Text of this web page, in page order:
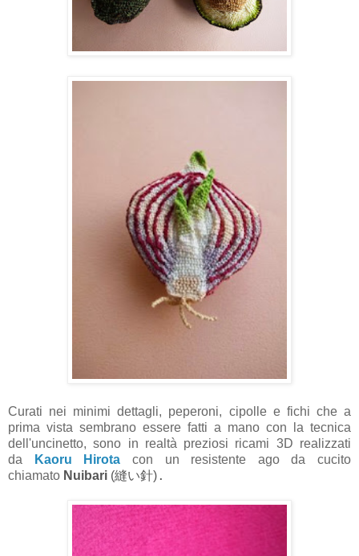
Curati nei minimi dettagli, peperoni, cipolle e fichi che a
prima vista sembrano essere fatti a mano con la tecnica
dell'uncinetto, sono in realtà preziosi ricami 3D realizzati
da
Kaoru Hirota con un resistente ago da cucito
chiamato Nuibari (縫い針) .